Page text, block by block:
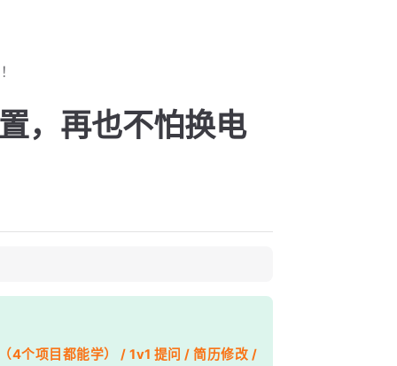
，再也不怕换电
4个项目都能学） / 1v1 提问 / 简历修改 /